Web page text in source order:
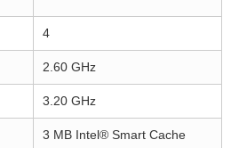
4
2.60 GHz
3.20 GHz
3 MB Intel® Smart Cache